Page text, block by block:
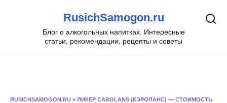
содержанию
RusichSamogon.ru
Блог о алкогольных напитках. Интересные
статьи, рекомендации, рецепты и советы
RUSICHSAMOGON.RU » ЛИКЕР CAROLANS (КЭРОЛАНС) — СТОИМОСТЬ